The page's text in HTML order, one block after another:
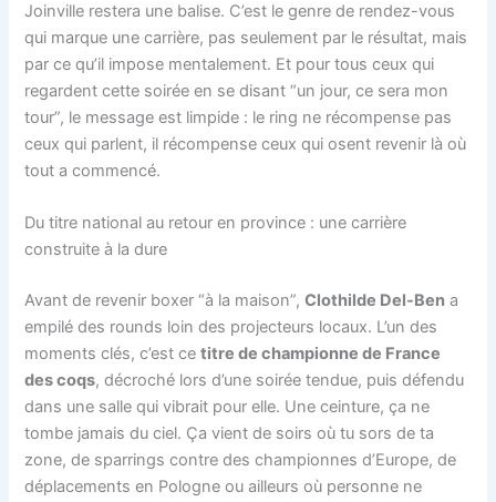
Joinville restera une balise. C’est le genre de rendez-vous
qui marque une carrière, pas seulement par le résultat, mais
par ce qu’il impose mentalement. Et pour tous ceux qui
regardent cette soirée en se disant “un jour, ce sera mon
tour”, le message est limpide : le ring ne récompense pas
ceux qui parlent, il récompense ceux qui osent revenir là où
tout a commencé.
Du titre national au retour en province : une carrière
construite à la dure
Avant de revenir boxer “à la maison”,Clothilde Del-Ben a
empilé des rounds loin des projecteurs locaux. L’un des
moments clés, c’est cetitre de championne de France
des coqs, décroché lors d’une soirée tendue, puis défendu
dans une salle qui vibrait pour elle. Une ceinture, ça ne
tombe jamais du ciel. Ça vient de soirs où tu sors de ta
zone, de sparrings contre des championnes d’Europe, de
déplacements en Pologne ou ailleurs où personne ne